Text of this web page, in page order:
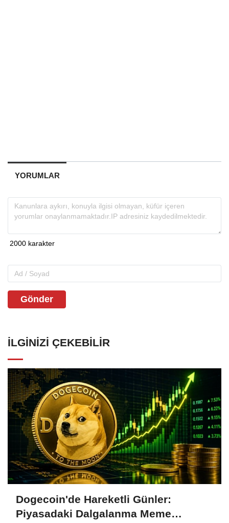
YORUMLAR
Gönder
İLGINIZI ÇEKEBILIR
Dogecoin'de Hareketli Günler:
Piyasadaki Dalgalanma Meme